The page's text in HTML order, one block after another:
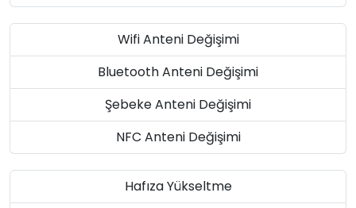
Wifi Anteni Değişimi
Bluetooth Anteni Değişimi
Şebeke Anteni Değişimi
NFC Anteni Değişimi
Hafıza Yükseltme